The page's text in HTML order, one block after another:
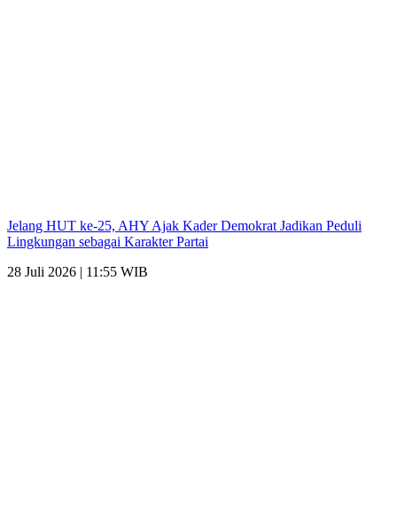
Jelang HUT ke-25, AHY Ajak Kader Demokrat Jadikan Peduli
Lingkungan sebagai Karakter Partai
28 Juli 2026 | 11:55 WIB